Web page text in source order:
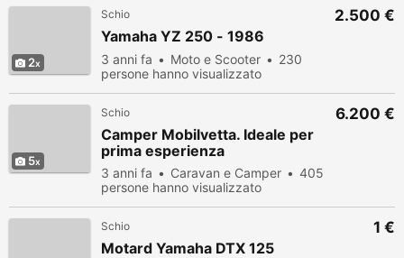
2
Schio
Yamaha YZ 250 - 1986
3 anni fa Moto e Scooter
230
persone hanno visualizzato
2.500 €
5
Schio
Camper Mobilvetta. Ideale per
prima esperienza
3 anni fa Caravan e Camper
405
persone hanno visualizzato
6.200 €
Schio
Motard Yamaha DTX 125
1 €